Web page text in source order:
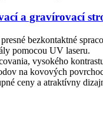
a gravírovací
bezkontaktné
pomocou UV laseru.
vysokého
na kovových
ceny a atraktívny